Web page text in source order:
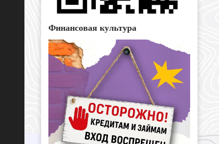
Финансовая культура